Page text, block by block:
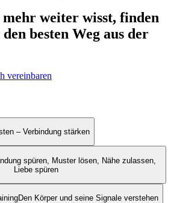
weiter wisst, finden
besten Weg aus der
vereinbaren
– Verbindung stärken
spüren, Muster lösen, Nähe zulassen,
Liebe spüren
Den Körper und seine Signale verstehen